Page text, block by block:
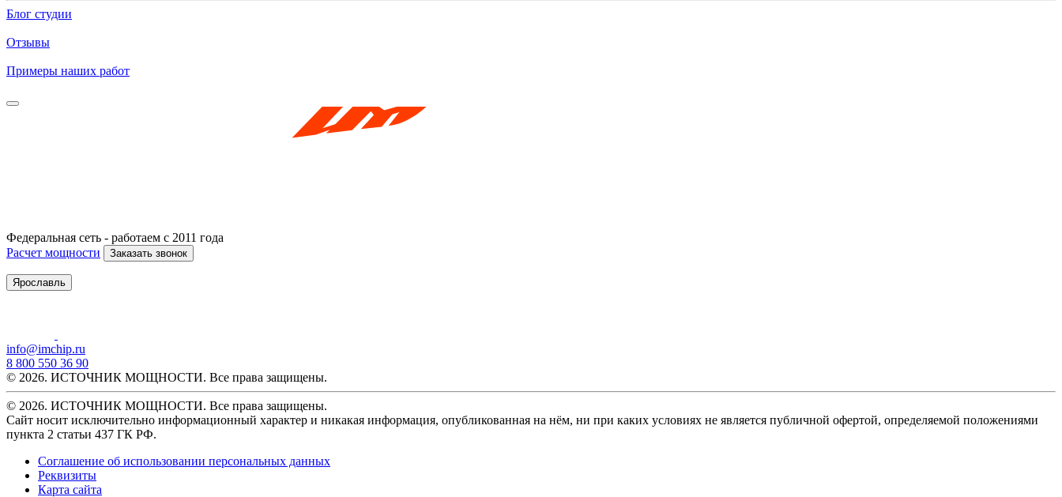
Блог студии
Отзывы
Примеры наших работ
Федеральная сеть - работаем с 2011 года
Расчет мощности
Заказать звонок
Ярославль
info@imchip.ru
8 800 550 36 90
© 2026. ИСТОЧНИК МОЩНОСТИ. Все права защищены.
© 2026. ИСТОЧНИК МОЩНОСТИ. Все права защищены.
Сайт носит исключительно информационный характер и никакая информация, опубликованная на нём, ни при каких условиях не является публичной офертой, определяемой положениями
пункта 2 статьи 437 ГК РФ.
Соглашение об использовании персональных данных
Реквизиты
Карта сайта